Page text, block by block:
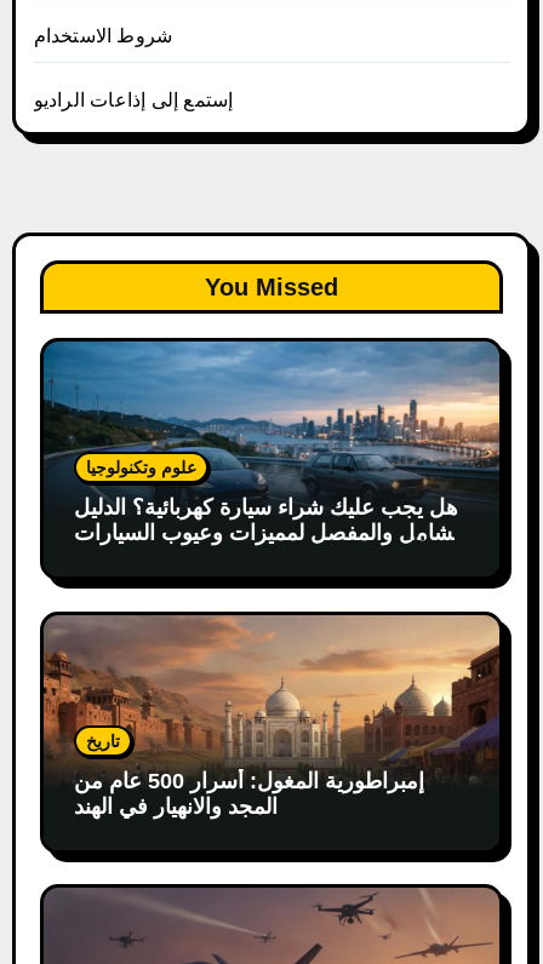
شروط الاستخدام
إستمع إلى إذاعات الراديو
You Missed
علوم وتكنولوجيا
هل يجب عليك شراء سيارة كهربائية؟ الدليل
الشامل والمفصل لمميزات وعيوب السيارات
تاريخ
إمبراطورية المغول: أسرار 500 عام من
المجد والانهيار في الهند